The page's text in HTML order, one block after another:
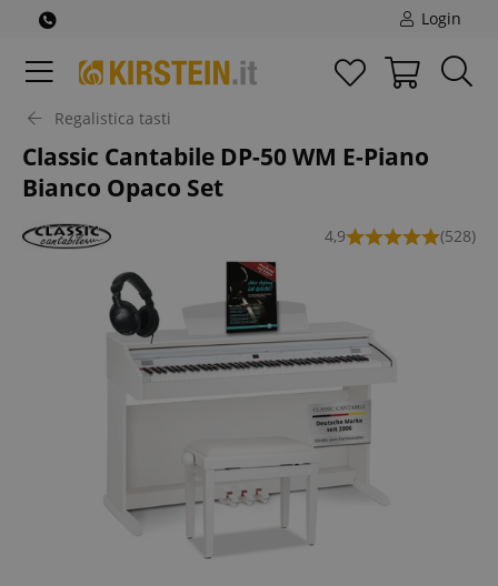
Login
Regalistica tasti
Classic Cantabile DP-50 WM E-Piano
Bianco Opaco Set
4,9 (528)